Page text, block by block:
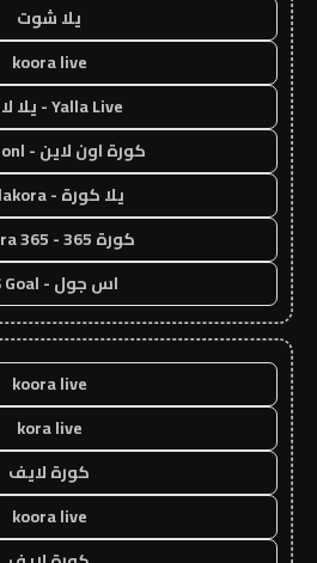
يلا شوت
koora live
Yalla Live - يلا لايف
كورة اون لاين - koora onl
يلا كورة - yallakora
كورة 365 - kooora 365
اس جول - AS Goal
koora live
kora live
كورة لايف
koora live